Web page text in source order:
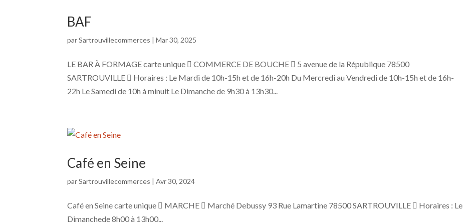
BAF
parSartrouvillecommerces |Mar 30, 2025
LE BAR À FORMAGE carte unique  COMMERCE DE BOUCHE  5 avenue de la République 78500
SARTROUVILLE  Horaires : Le Mardi de 10h-15h et de 16h-20h Du Mercredi au Vendredi de 10h-15h et de 16h-
22h Le Samedi de 10h à minuit Le Dimanche de 9h30 à 13h30...
Café en Seine
parSartrouvillecommerces |Avr 30, 2024
Café en Seine carte unique  MARCHE  Marché Debussy 93 Rue Lamartine 78500 SARTROUVILLE  Horaires : Le
Dimanchede 8h00 à 13h00...